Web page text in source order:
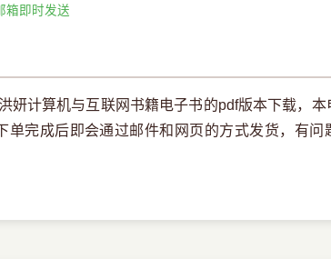
箱即时发送
妍计算机与互联网书籍电子书的pdf版本下载，本
单完成后即会通过邮件和网页的方式发货，有问